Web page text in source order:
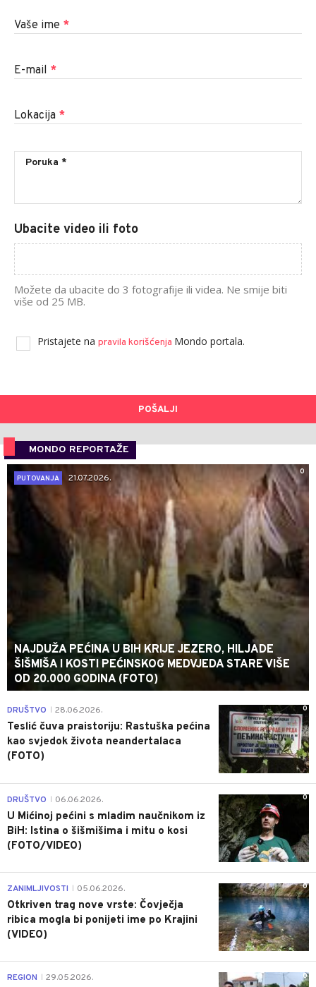
Vaše ime *
E-mail *
Lokacija *
Ubacite video ili foto
Možete da ubacite do 3 fotografije ili videa. Ne smije biti
više od 25 MB.
Pristajete na pravila korišćenja Mondo portala.
POŠALJI
MONDO REPORTAŽE
0
PUTOVANJA
21.07.2026.
NAJDUŽA PEĆINA U BIH KRIJE JEZERO, HILJADE
ŠIŠMIŠA I KOSTI PEĆINSKOG MEDVJEDA STARE VIŠE
OD 20.000 GODINA (FOTO)
0
DRUŠTVO 28.06.2026.
Teslić čuva praistoriju: Rastuška pećina
kao svjedok života neandertalaca
(FOTO)
0
DRUŠTVO 06.06.2026.
U Mićinoj pećini s mladim naučnikom iz
BiH: Istina o šišmišima i mitu o kosi
(FOTO/VIDEO)
0
ZANIMLJIVOSTI 05.06.2026.
Otkriven trag nove vrste: Čovječja
ribica mogla bi ponijeti ime po Krajini
(VIDEO)
0
REGION 29.05.2026.